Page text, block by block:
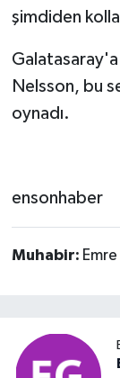
şimdiden
Nelsson, bu
oynadı.
ensonhaber
Muhabir: